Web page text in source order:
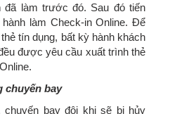
đã làm trước đó. Sau đó tiến
làm Check-in Online. Để
tín dụng, bất kỳ hành khách
được yêu cầu xuất trình thẻ
chuyến bay
bay đôi khi sẽ bị hủy